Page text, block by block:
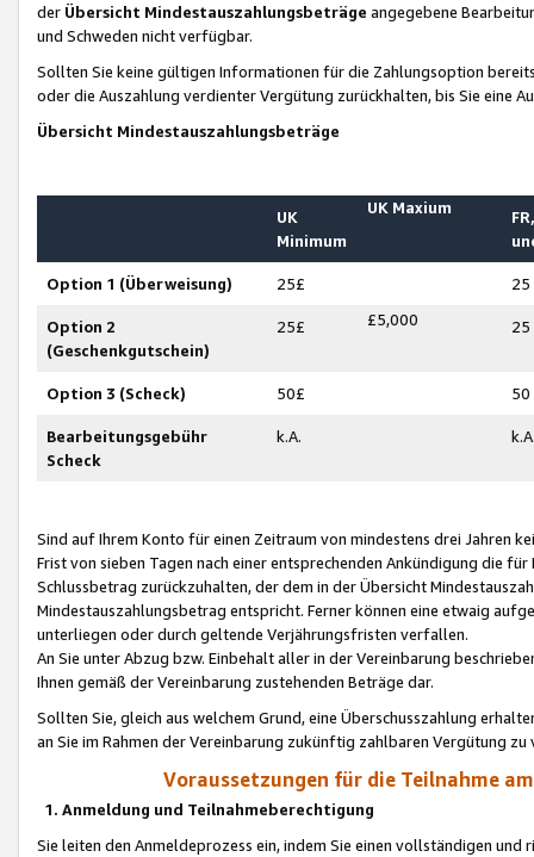
der Übersicht Mindestauszahlungsbeträge angegebene
und Schweden nicht verfügbar.
Sollten Sie keine gültigen Informationen für die Zahlungsoption
oder die Auszahlung verdienter Vergütung zurückhalten, bis Sie
Übersicht Mindestauszahlungsbeträge
UK
Minimum
UK Maxium
Option 1 (Überweisung) 25£ 25
Option 2
(Geschenkgutschein)
25£ £5,000 25
Option 3 (Scheck) 50£ 50
Bearbeitungsgebühr
Scheck
k.A.
Sind auf Ihrem Konto für einen Zeitraum von mindestens drei Jahren
Frist von sieben Tagen nach einer entsprechenden Ankündigung die
Schlussbetrag zurückzuhalten, der dem in der Übersicht
Mindestauszahlungsbetrag entspricht. Ferner können eine etwaig
unterliegen oder durch geltende Verjährungsfristen verfallen.
An Sie unter Abzug bzw. Einbehalt aller in der Vereinbarung
Ihnen gemäß der Vereinbarung zustehenden Beträge dar.
Sollten Sie, gleich aus welchem Grund, eine Überschusszahlung
an Sie im Rahmen der Vereinbarung zukünftig zahlbaren Vergütung zu
Voraussetzungen für die Teilnahme
1. Anmeldung und Teilnahmeberechtigung
Sie leiten den Anmeldeprozess ein, indem Sie einen vollständigen